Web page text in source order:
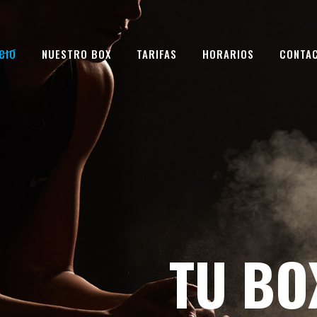
NUESTRO BOX TARIFAS HORARIOS
TU